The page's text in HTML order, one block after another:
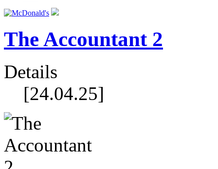
The Accountant 2
Details
[24.04.25]